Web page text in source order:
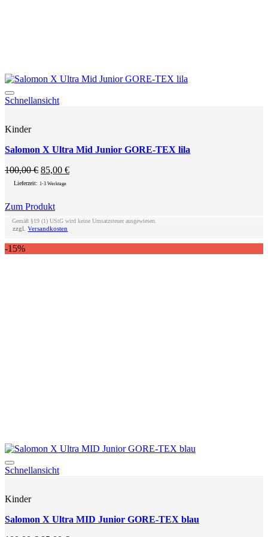
Schnellansicht
Kinder
Salomon X Ultra Mid Junior GORE-TEX lila
100,00€ Ursprünglicher
Preis
100,00 €
85,00 €Aktueller
Lieferzeit: 1-3 Werktage
Zum Produkt
Dieses
Produkt
mehrere
Gemäß §19 (1) UStG wird keine Umsatzsteuer ausgewiesen.
zzgl. Versandkosten
-15%
Schnellansicht
Kinder
Salomon X Ultra MID Junior GORE-TEX blau